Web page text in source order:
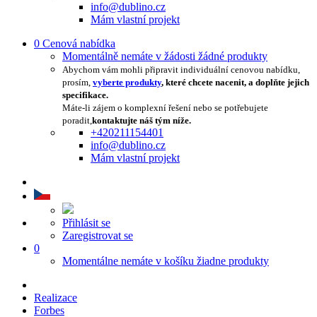
info@dublino.cz
Mám vlastní projekt
0 Cenová nabídka
Momentálně nemáte v žádosti žádné produkty
Abychom vám mohli připravit individuální cenovou nabídku,
prosím, vyberte produkty, které chcete nacenit, a doplňte jejich
specifikace.
Máte-li zájem o komplexní řešení nebo se potřebujete
poradit,kontaktujte náš tým níže.
+420211154401
info@dublino.cz
Mám vlastní projekt
Přihlásit se
Zaregistrovat se
0
Momentálne nemáte v košíku žiadne produkty
Realizace
Forbes